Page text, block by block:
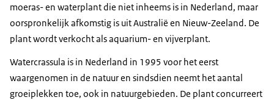
moeras- en waterplant die niet inheems is in Nederland, maar
oorspronkelijk afkomstig is uit Australië en Nieuw-Zeeland. De
plant wordt verkocht als aquarium- en vijverplant.
Watercrassula is in Nederland in 1995 voor het eerst
waargenomen in de natuur en sindsdien neemt het aantal
groeiplekken toe, ook in natuurgebieden. De plant concurreert